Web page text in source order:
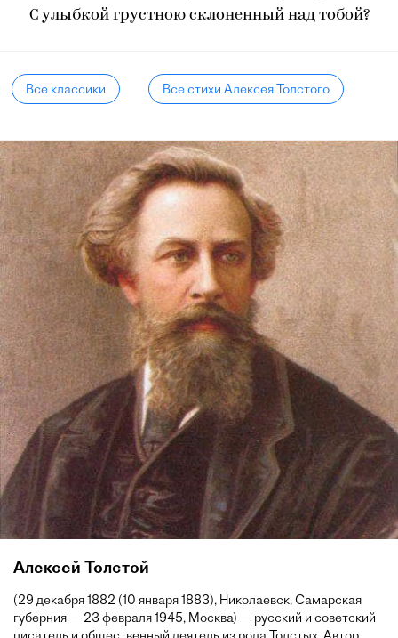
С улыбкой грустною склоненный над тобой?
Все классики Все стихи Алексея Толстого
Алексей Толстой
(29 декабря 1882 (10 января 1883), Николаевск, Самарская
губерния — 23 февраля 1945, Москва) — русский и советский